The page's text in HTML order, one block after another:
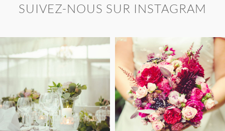
SUIVEZ-NOUS SUR INSTAGRAM